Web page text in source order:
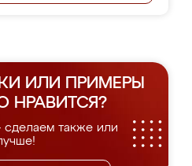
ИЛИ ПРИМЕРЫ
НРАВИТСЯ?
сделаем также или